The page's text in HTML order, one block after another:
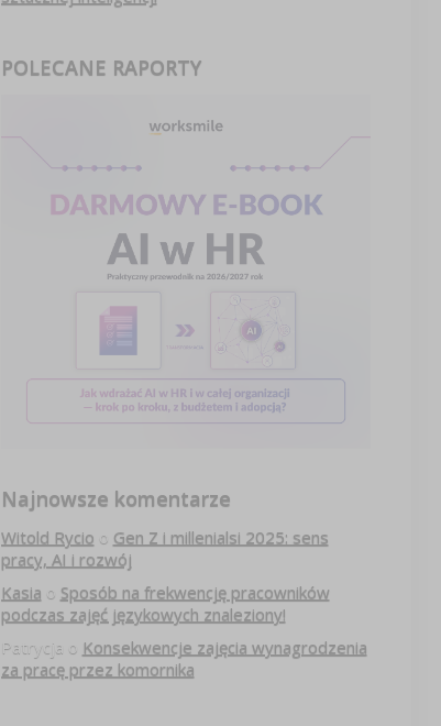
POLECANE RAPORTY
Najnowsze komentarze
Witold Rycio o Gen Z i millenialsi 2025: sens
pracy, AI i rozwój
Kasia o Sposób na frekwencję pracowników
podczas zajęć językowych znaleziony!
Patrycja o Konsekwencje zajęcia wynagrodzenia
za pracę przez komornika